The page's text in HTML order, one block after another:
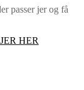
passer jer og få
HER